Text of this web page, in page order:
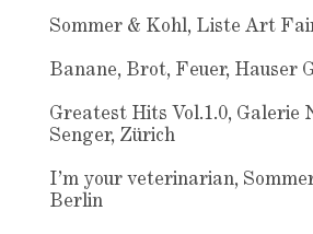
Sommer & Kohl, Liste Art
Banane, Brot, Feuer, Hauser
Greatest Hits Vol.1.0, Galerie
Senger, Zürich
I’m your veterinarian,
Berlin